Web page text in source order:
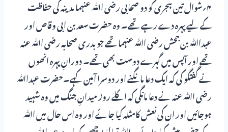
۴؍شوال تین ہجری کو دو صحابی رضی اﷲ عنہما مدینہ کی حفاظت
کے لیے پہرہ دے رہے تھے۔ وہ حضرت سعد بن ابی وقاص اور
عبداﷲ بن جحش رضی اﷲ عنہما تھے جو بدری صحابہ رضی اﷲ عنہ
تھے اور آپس میں گہرے دوست بھی تھے۔ دورانِ پہرہ انھوں
نے گفتگو کی کہ ایک دعا مانگنے اور دوسرا آمین کہے۔حضرت عبداﷲ
رضی اﷲ عنہ نے دعا مانگی کہ اگلے روز میدانِ جنگ میں وہ شہید
ہوجائیں اور ان کی نعش کامثلہ کیا جائے اور وہ اس حال میں اﷲ